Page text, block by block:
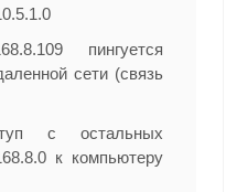
пингуется
сети (связь
с остальных
к компьютеру